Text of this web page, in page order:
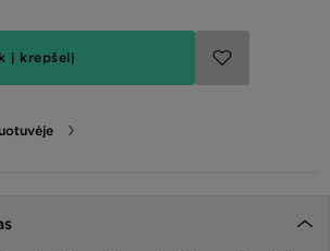
į krepšelį